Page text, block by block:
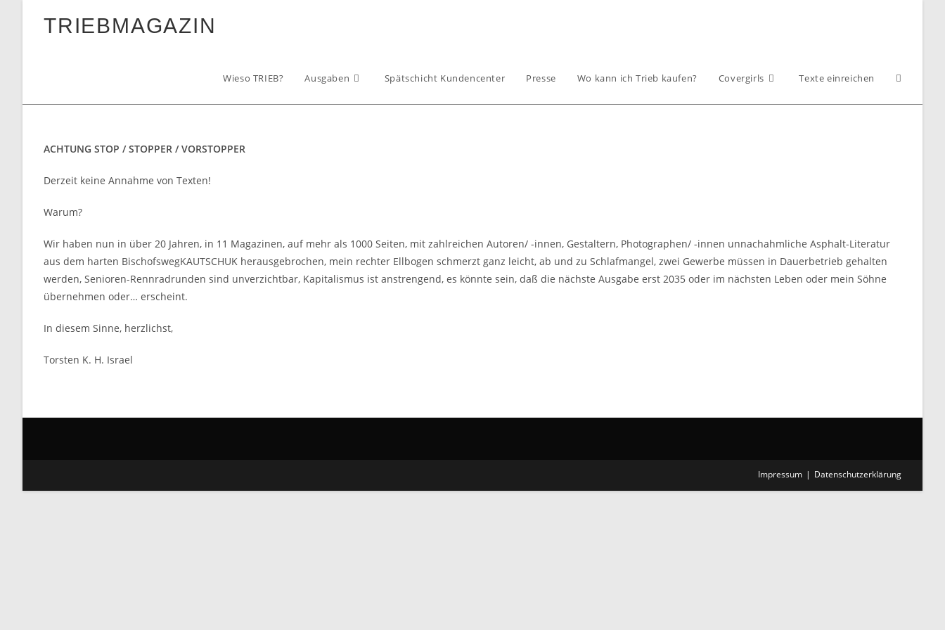
TRIEBMAGAZIN
Wieso TRIEB? Ausgaben Spätschicht Kundencenter Presse Wo kann ich Trieb kaufen? Covergirls Texte einreichen Website-
ACHTUNG STOP / STOPPER / VORSTOPPER
Derzeit keine Annahme von Texten!
Warum?
Wir haben nun in über 20 Jahren, in 11 Magazinen, auf mehr als 1000 Seiten, mit zahlreichen Autoren/ -innen, Gestaltern, Photographen/ -innen unnachahmliche Asphalt-Literatur
aus dem harten BischofswegKAUTSCHUK herausgebrochen, mein rechter Ellbogen schmerzt ganz leicht, ab und zu Schlafmangel, zwei Gewerbe müssen in Dauerbetrieb gehalten
werden, Senioren-Rennradrunden sind unverzichtbar, Kapitalismus ist anstrengend, es könnte sein, daß die nächste Ausgabe erst 2035 oder im nächsten Leben oder mein Söhne
übernehmen oder… erscheint.
In diesem Sinne, herzlichst,
Torsten K. H. Israel
Impressum Datenschutzerklärung